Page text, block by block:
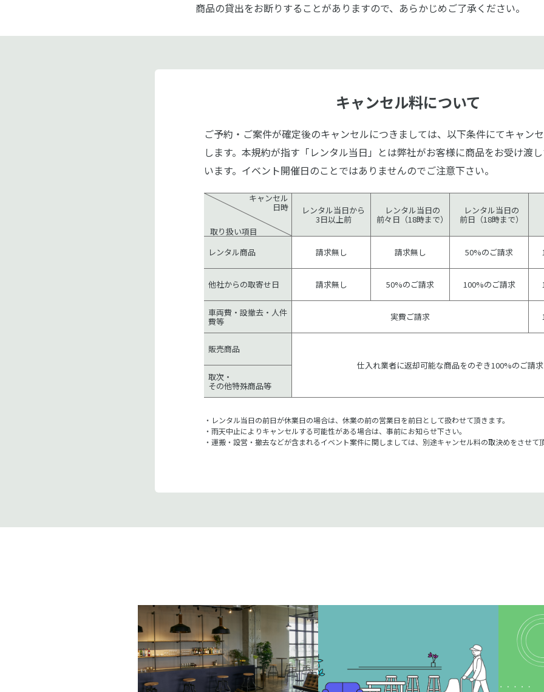
商品の貸出をお断りすることがありますので、あらかじめご了承ください。
キャンセル料について
ご予約・ご案件が確定後のキャンセルにつきましては、以下条件にてキャン
します。本規約が指す「レンタル当日」とは弊社がお客様に商品をお受け渡
います。イベント開催日のことではありませんのでご注意下さい。
キャンセル
日時
取り扱い項目
レンタル当日から
3日以上前
レンタル当日の
前々日（18時まで）
レンタル当日の
前日（18時まで）
レンタル商品 請求無し 請求無し 50%のご請求
他社からの取寄せ日 請求無し 50%のご請求 100%のご請求
車両費・設撤去・人件
費等 実費ご請求
販売商品
仕入れ業者に返却可能な商品をのぞき100%のご請求
取次・
その他特殊商品等
・レンタル当日の前日が休業日の場合は、休業の前の営業日を前日として扱わせて頂きます。
・雨天中止によりキャンセルする可能性がある場合は、事前にお知らせ下さい。
・運搬・設営・撤去などが含まれるイベント案件に関しましては、別途キャンセル料の取決めをさせて